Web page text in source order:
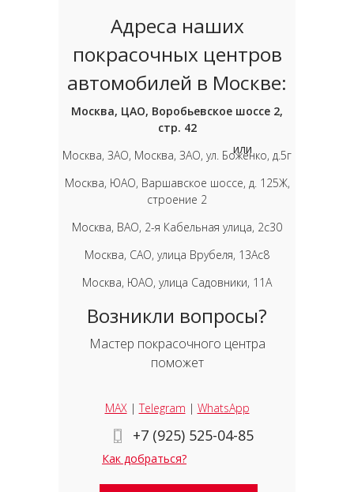
Адреса наших
покрасочных центров
автомобилей в Москве:
Москва, ЦАО, Воробьевское шоссе 2,
стр. 42
Москва, ЗАО, Москва, ЗАО, ул. Боженко, д.5г
Москва, ЮАО, Варшавское шоссе, д. 125Ж,
строение 2
Москва, ВАО, 2-я Кабельная улица, 2с30
Москва, САО, улица Врубеля, 13Ас8
Москва, ЮАО, улица Садовники, 11А
Возникли вопросы?
Мастер покрасочного центра
поможет
MAX|Telegram | WhatsApp
+7 (925) 525-04-85
Как добраться?
или